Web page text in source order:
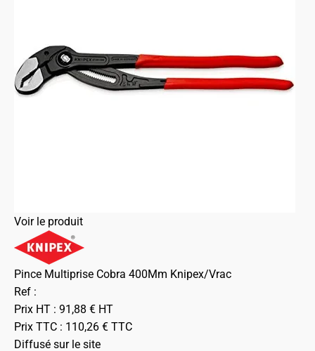
Voir le produit
Pince Multiprise Cobra 400Mm Knipex/Vrac
Ref :
Prix HT : 91,88 € HT
Prix TTC : 110,26 € TTC
Diffusé sur le site